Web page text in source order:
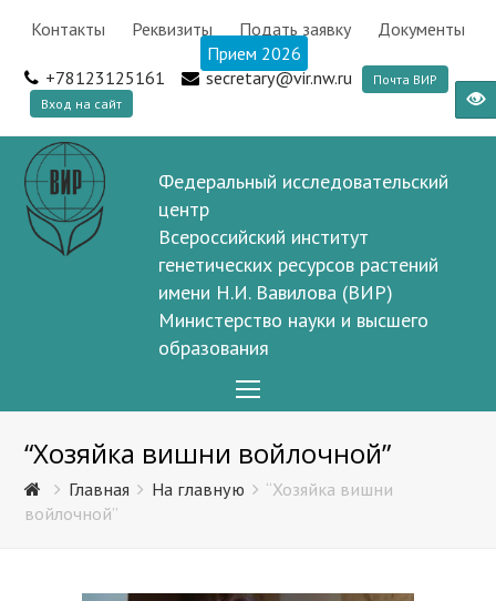
Контакты Реквизиты Подать заявку
Документы
Прием 2026
+78123125161
secretary@vir.nw.ru
Почта ВИР
Вход на сайт
Федеральный исследовательский
центр
Всероссийский институт
генетических ресурсов растений
имени Н.И. Вавилова (ВИР)
Министерство науки и высшего
образования
Menu
“Хозяйка вишни войлочной”
Главная На главную
“Хозяйка вишни
войлочной”